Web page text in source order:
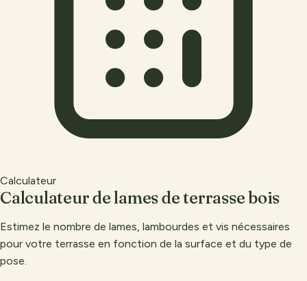
Calculateur
Calculateur de lames deterrasse bois
Estimez le nombre de lames, lambourdes et vis nécessaires
pour votre terrasse en fonction de la surface et du type de
pose.